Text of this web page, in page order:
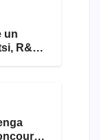
un
R&B